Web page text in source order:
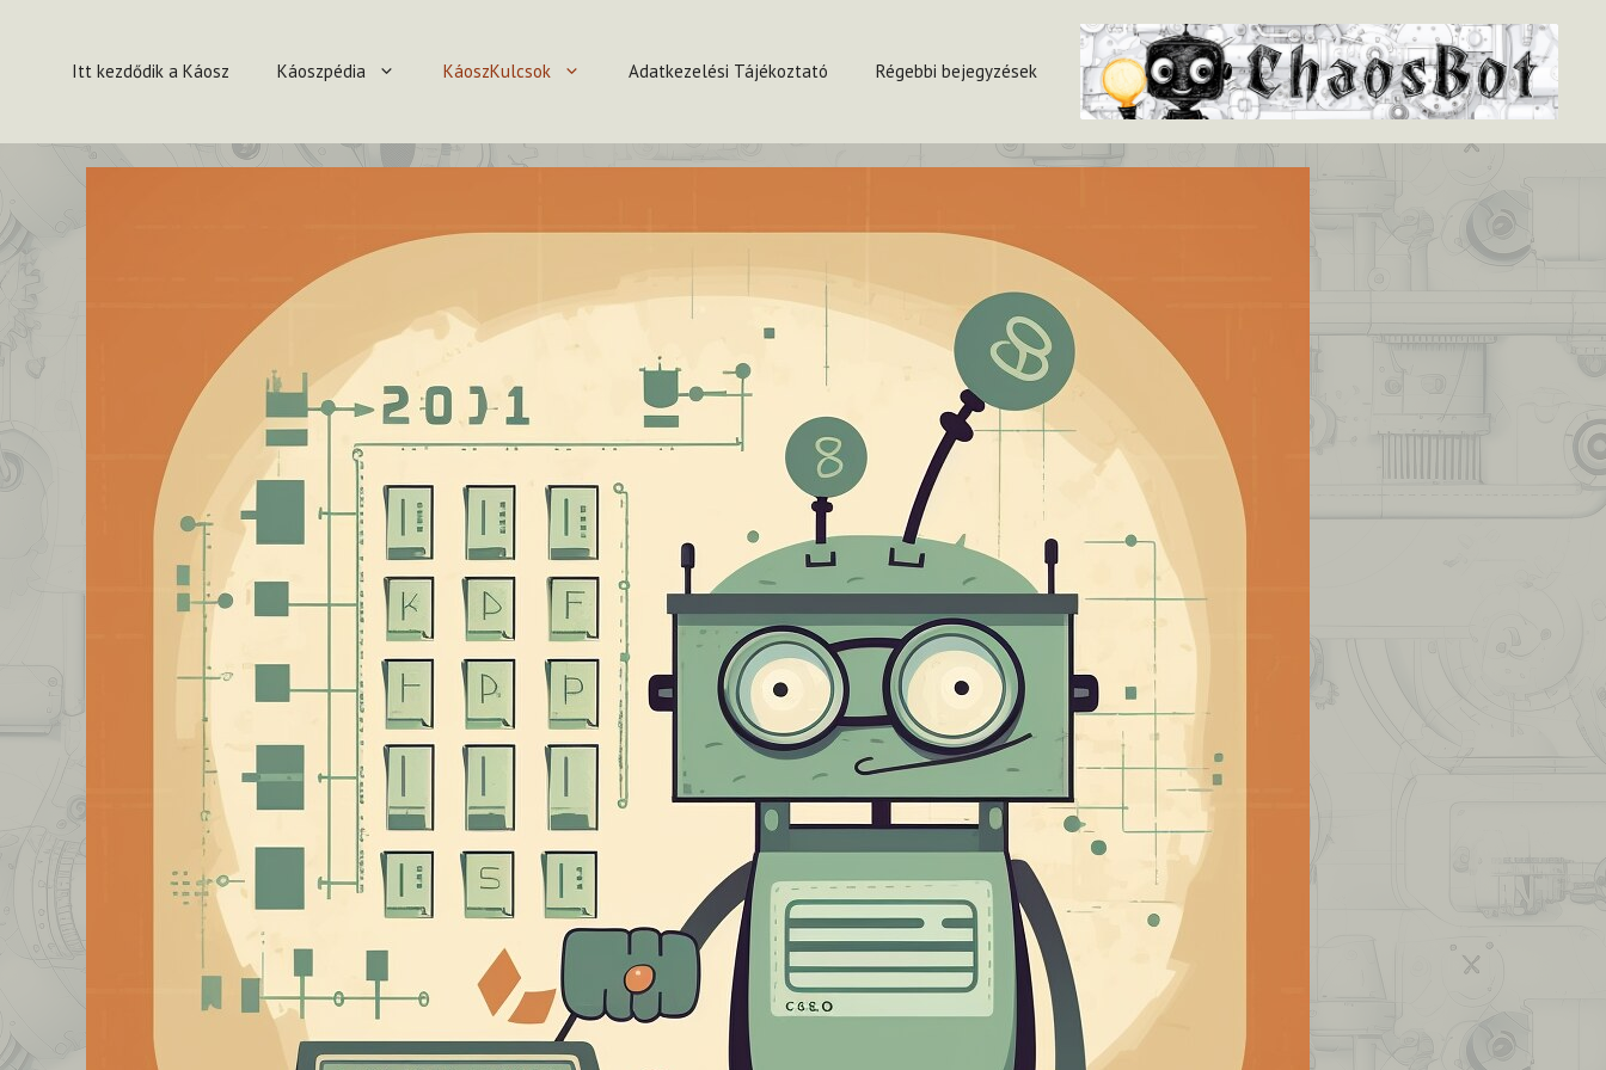
tartalombaItt kezdődik a Káosz Káoszpédia KáoszKulcsok Adatkezelési Tájékoztató Régebbi bejegyzések